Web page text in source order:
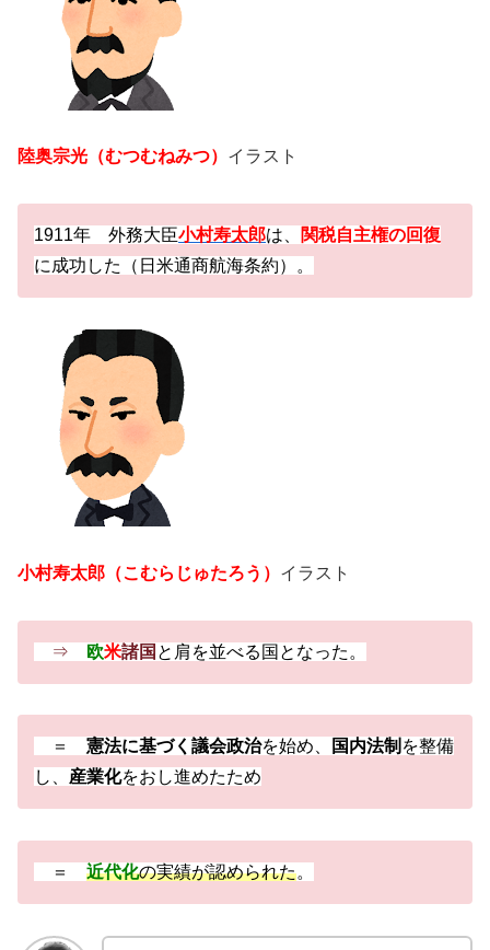
陸奥宗光（むつむねみつ） イラスト
1911年 外務大臣小村寿太郎は、 関税自主権の回復
に成功した（日米通商航海条約）。
小村寿太郎（こむらじゅたろう） イラスト
⇒ 欧米諸国 と肩を並べる国となった。
＝ 憲法に基づく議会政治を始め、 国内法制 を整備
し、 産業化をおし進めたため
＝ 近代化の実績が認められた。